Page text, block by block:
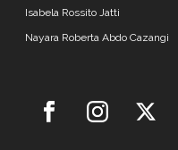
Isabela Rossito Jatti
Nayara Roberta Abdo Cazangi